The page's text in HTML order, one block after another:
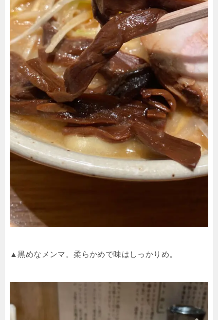
▲黒めなメンマ。柔らかめで味はしっかりめ。